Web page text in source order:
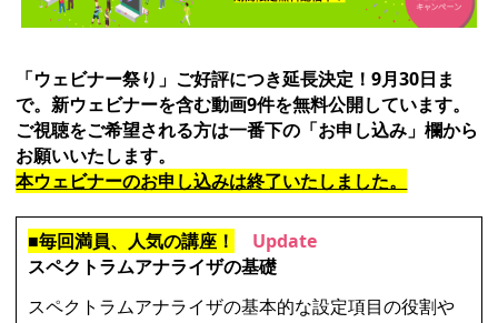
「ウェビナー祭り」ご好評につき延長決定！9月30日ま
で。新ウェビナーを含む動画9件を無料公開しています。
ご視聴をご希望される方は一番下の「お申し込み」欄から
お願いいたします。
本ウェビナーのお申し込みは終了いたしました。
■毎回満員、人気の講座！
Update
スペクトラムアナライザの基礎
スペクトラムアナライザの基本的な設定項目の役割や